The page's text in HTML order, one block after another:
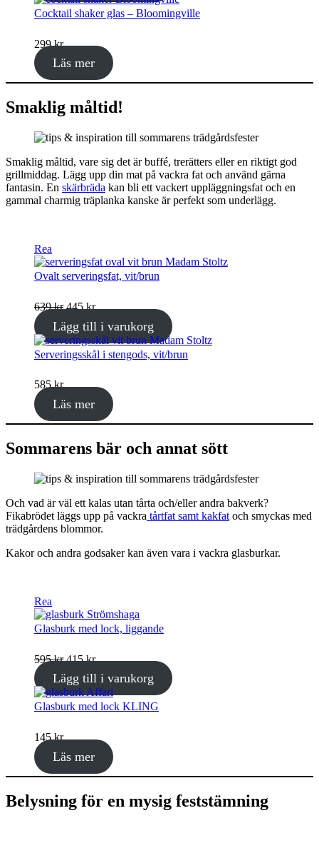
var:
519 kr.
är:
259 kr.
Cocktail shaker glas – Bloomingville
299kr
Läs mer
Smaklig måltid!
Smaklig måltid, vare sig det är buffé, trerätters eller en riktigt god
grillmiddag. Lägg upp din mat på vackra fat och använd gärna
fantasin. En skärbräda kan bli ett vackert uppläggningsfat och en
gammal charmig träplanka kanske är perfekt som underlägg.
Rea
på
rea
Ovalt serveringsfat, vit/brun
639kr Det
priset
var:
639 kr.
445krDet
priset
är:
445 kr.
Lägg till i varukorg
Serveringsskål i stengods, vit/brun
585kr
Läs mer
Sommarens bär och annat sött
Och vad är väl ett kalas utan tårta och/eller andra bakverk?
Fikabrödet läggs upp på vackra tårtfat samt kakfat och smyckas med
trädgårdens blommor.
Kakor och andra godsaker kan även vara i vackra glasburkar.
Rea
på
rea
Glasburk med lock, liggande
595krDet
ursprungliga
priset
var:
595 kr.
415krDet
nuvarande
priset
är:
415 kr.
Lägg till i varukorg
Glasburk med lock KLING
145kr
Läs mer
Belysning för en mysig feststämning